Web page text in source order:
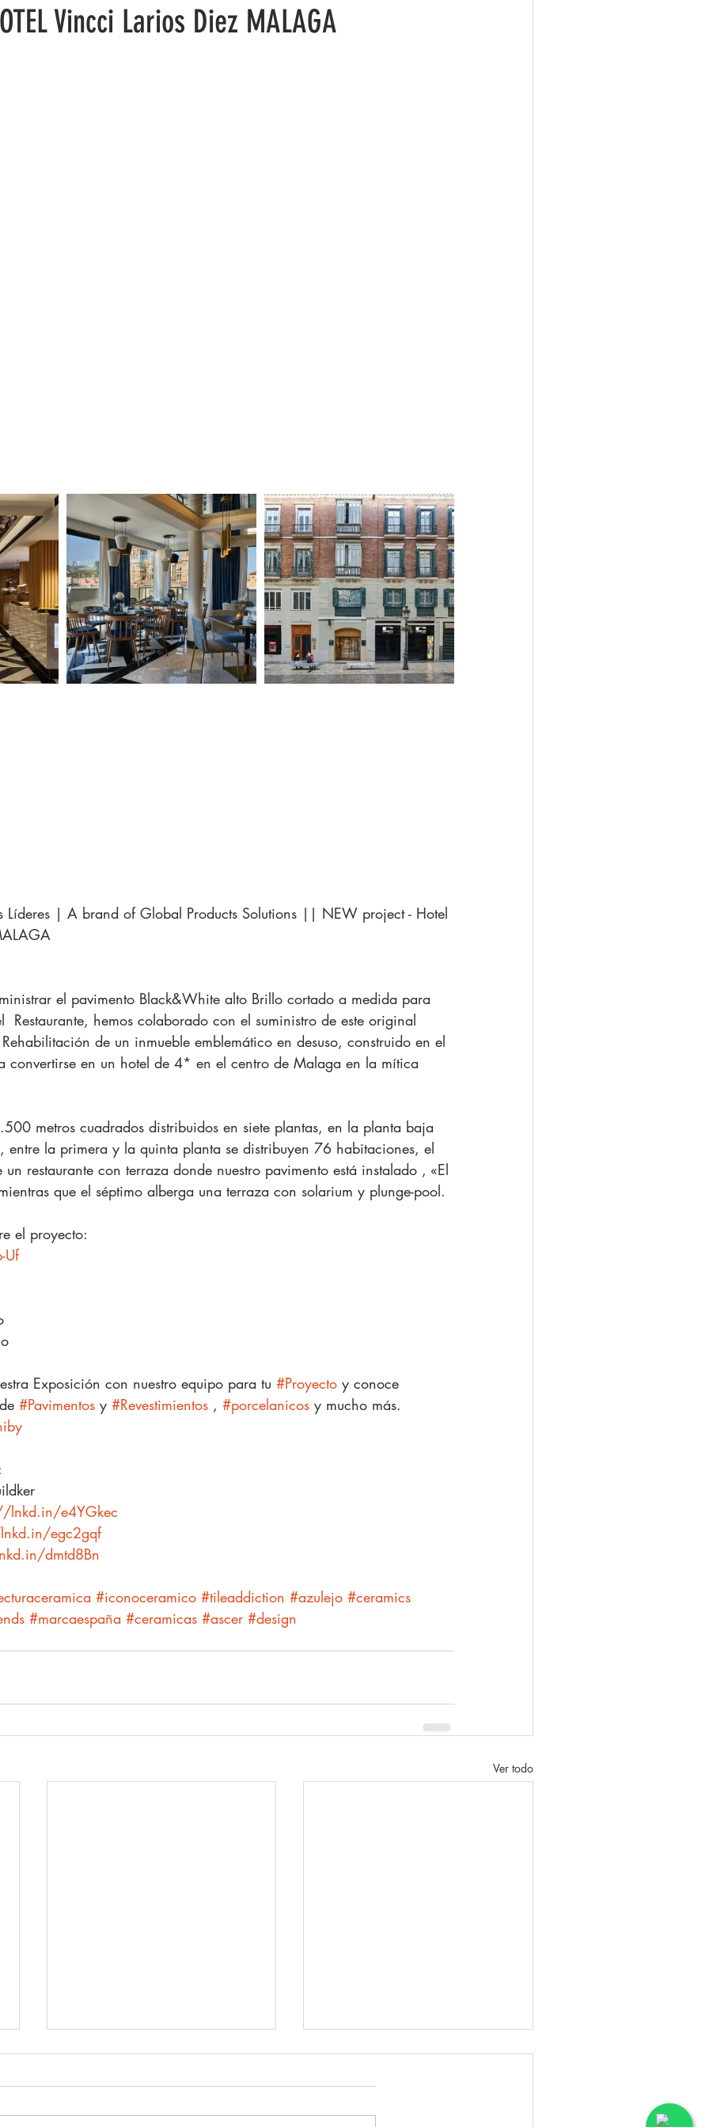
Vincci Larios Diez MALAGA
Líderes | A brand of Global Products Solutions || NEW project - Hotel
el pavimento Black&White alto Brillo cortado a medida para
Restaurante, hemos colaborado con el suministro de este original
de un inmueble emblemático en desuso, construido en el
convertirse en un hotel de 4* en el centro de Malaga en la mítica
metros cuadrados distribuidos en siete plantas, en la planta baja
entre la primera y la quinta planta se distribuyen 76 habitaciones, el
restaurante con terraza donde nuestro pavimento está instalado , «El
que el séptimo alberga una terraza con solarium y plunge-pool.
el proyecto:
Uf
Exposición con nuestro equipo para tu #Proyecto y conoce
#Pavimentos y #Revestimientos , #porcelanicos y mucho más.
lnkd.in/e4YGkec
egc2gqf
dmtd8Bn
#iconoceramico #tileaddiction #azulejo #ceramics
#marcaespaña #ceramicas #ascer #design
Ver todo